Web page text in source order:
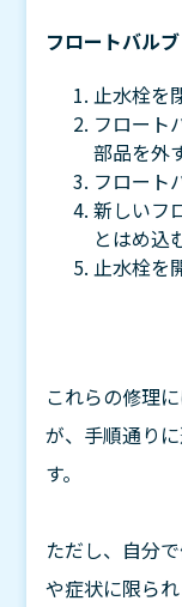
フロートバル
止水栓を
フロート
部品を外
フロート
新しいフ
とはめ込
止水栓を
これらの修理
が、手順通り
す。
ただし、自分
や症状に限ら